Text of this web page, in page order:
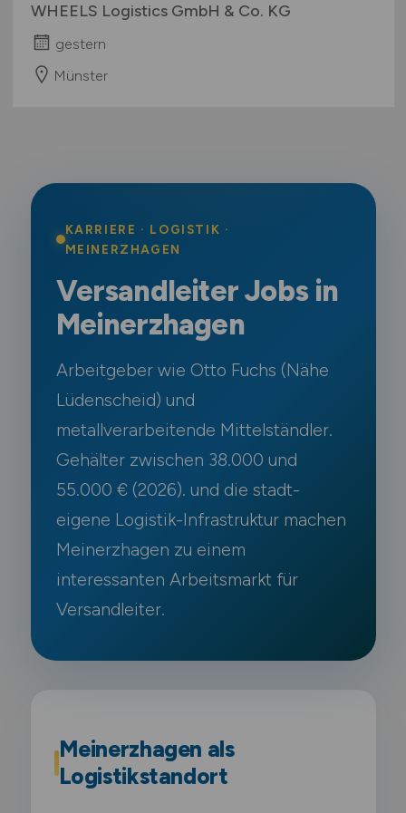
WHEELS Logistics GmbH & Co. KG
gestern
Münster
KARRIERE · LOGISTIK ·
MEINERZHAGEN
Versandleiter Jobs in
Meinerzhagen
Arbeitgeber wie Otto Fuchs (Nähe
Lüdenscheid) und
metallverarbeitende Mittelständler.
Gehälter zwischen 38.000 und
55.000 € (2026). und die stadt-
eigene Logistik-Infrastruktur machen
Meinerzhagen zu einem
interessanten Arbeitsmarkt für
Versandleiter.
Meinerzhagen als
Logistikstandort